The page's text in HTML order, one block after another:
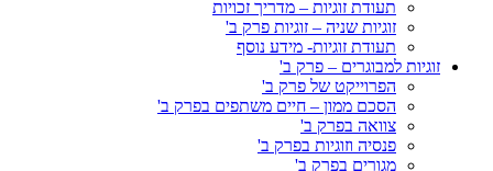
תעודת זוגיות – מדריך זכויות
זוגיות שניה – זוגיות פרק ב'
תעודת זוגיות- מידע נוסף
זוגיות למבוגרים – פרק ב'
הפרוייקט של פרק ב'
הסכם ממון – חיים משתפים בפרק ב'
צוואה בפרק ב'
פנסיה וזוגיות בפרק ב'
מגורים בפרק ב'